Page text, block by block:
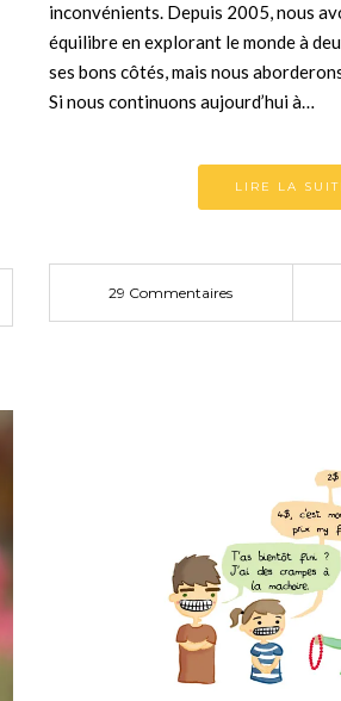
inconvénients. Depuis 2005, nous
équilibre en explorant le monde à
ses bons côtés, mais nous
Si nous continuons aujourd’hui à…
LIRE LA
29 Commentaires